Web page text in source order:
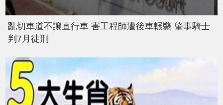
亂切車道不讓直行車 害工程師遭後車輾斃 肇事騎士
判7月徒刑